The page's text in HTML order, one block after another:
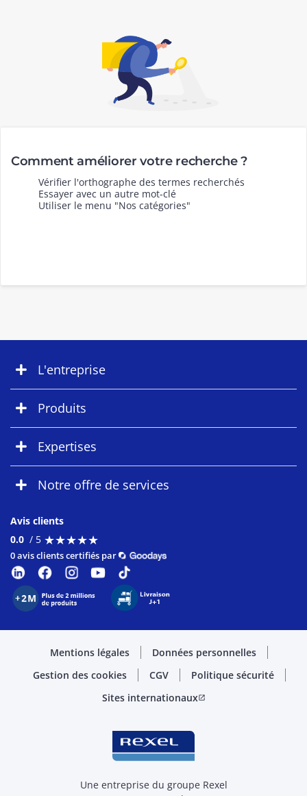
Comment améliorer votre recherche ?
Vérifier l'orthographe des termes recherchés
Essayer avec un autre mot-clé
Utiliser le menu "Nos catégories"
L'entreprise
Produits
Expertises
Notre offre de services
Avis clients
0.0 / 5 ★★★★★
★★★★★
0 avis clients certifiés par
Mentions légales
Données personnelles
Gestion des cookies
CGV
Politique sécurité
Sites internationauxopen_in_new
Une entreprise du groupe Rexel